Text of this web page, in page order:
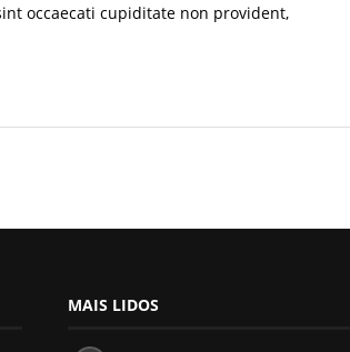
occaecati cupiditate non provident,
MAIS LIDOS